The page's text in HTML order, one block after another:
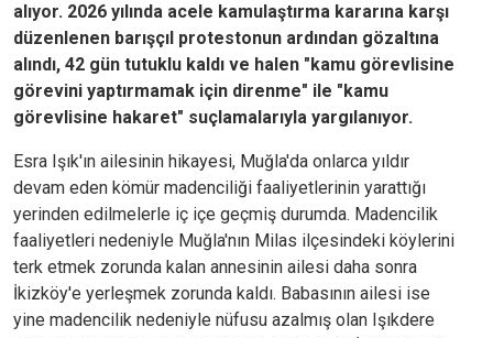
alıyor. 2026 yılında acele kamulaştırma kararına karşı
düzenlenen barışçıl protestonun ardından gözaltına
alındı, 42 gün tutuklu kaldı ve halen "kamu görevlisine
görevini yaptırmamak için direnme" ile "kamu
görevlisine hakaret" suçlamalarıyla yargılanıyor.
Esra Işık'ın ailesinin hikayesi, Muğla'da onlarca yıldır
devam eden kömür madenciliği faaliyetlerinin yarattığı
yerinden edilmelerle iç içe geçmiş durumda. Madencilik
faaliyetleri nedeniyle Muğla'nın Milas ilçesindeki köylerini
terk etmek zorunda kalan annesinin ailesi daha sonra
İkizköy'e yerleşmek zorunda kaldı. Babasının ailesi ise
yine madencilik nedeniyle nüfusu azalmış olan Işıkdere